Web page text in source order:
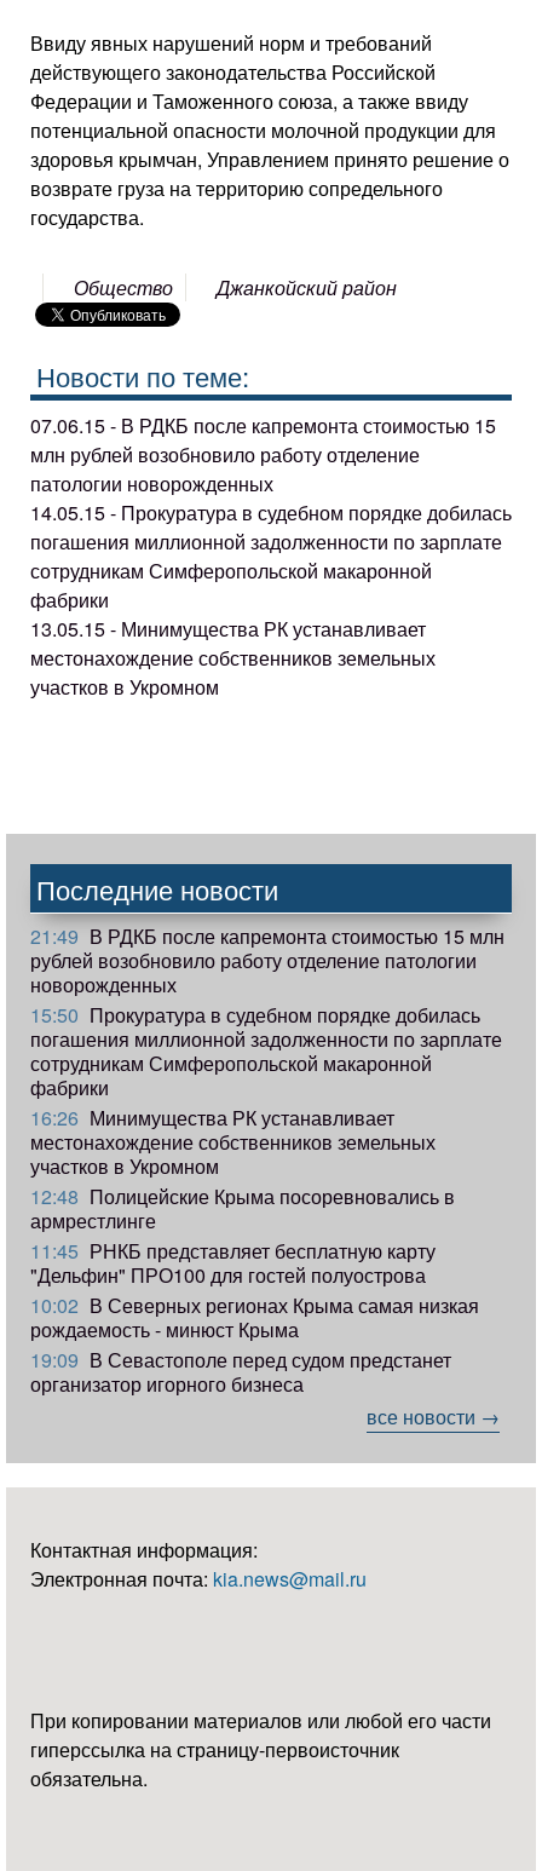
Ввиду явных нарушений норм и требований
действующего законодательства Российской
Федерации и Таможенного союза, а также ввиду
потенциальной опасности молочной продукции для
здоровья крымчан, Управлением принято решение о
возврате груза на территорию сопредельного
государства.
Общество Джанкойский район
Новости по теме:
07.06.15 - В РДКБ после капремонта стоимостью 15
млн рублей возобновило работу отделение
патологии новорожденных
14.05.15 - Прокуратура в судебном порядке добилась
погашения миллионной задолженности по зарплате
сотрудникам Симферопольской макаронной
фабрики
13.05.15 - Минимущества РК устанавливает
местонахождение собственников земельных
участков в Укромном
Последние новости
21:49 В РДКБ после капремонта стоимостью 15 млн
рублей возобновило работу отделение патологии
новорожденных
15:50 Прокуратура в судебном порядке добилась
погашения миллионной задолженности по зарплате
сотрудникам Симферопольской макаронной
фабрики
16:26 Минимущества РК устанавливает
местонахождение собственников земельных
участков в Укромном
12:48 Полицейские Крыма посоревновались в
армрестлинге
11:45 РНКБ представляет бесплатную карту
"Дельфин" ПРО100 для гостей полуострова
10:02 В Северных регионах Крыма самая низкая
рождаемость - минюст Крыма
19:09 В Севастополе перед судом предстанет
организатор игорного бизнеса
все новости →
Контактная информация:
Электронная почта: kia.news@mail.ru
При копировании материалов или любой его части
гиперссылка на страницу-первоисточник
обязательна.